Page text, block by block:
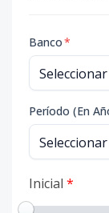
Banco*
Período (En
Inicial *